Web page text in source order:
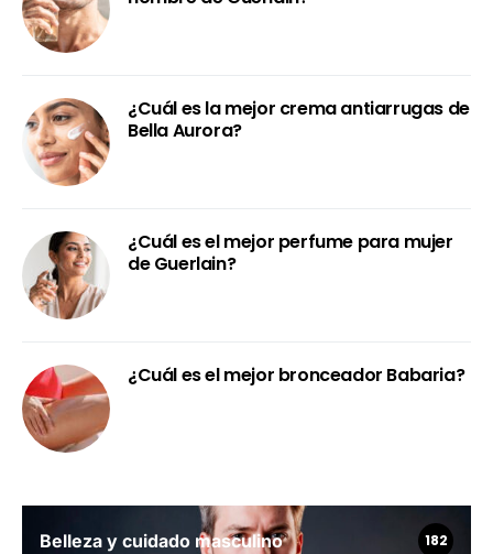
¿Cuál es la mejor crema antiarrugas de
Bella Aurora?
¿Cuál es el mejor perfume para mujer
de Guerlain?
¿Cuál es el mejor bronceador Babaria?
Belleza y cuidado masculino 182